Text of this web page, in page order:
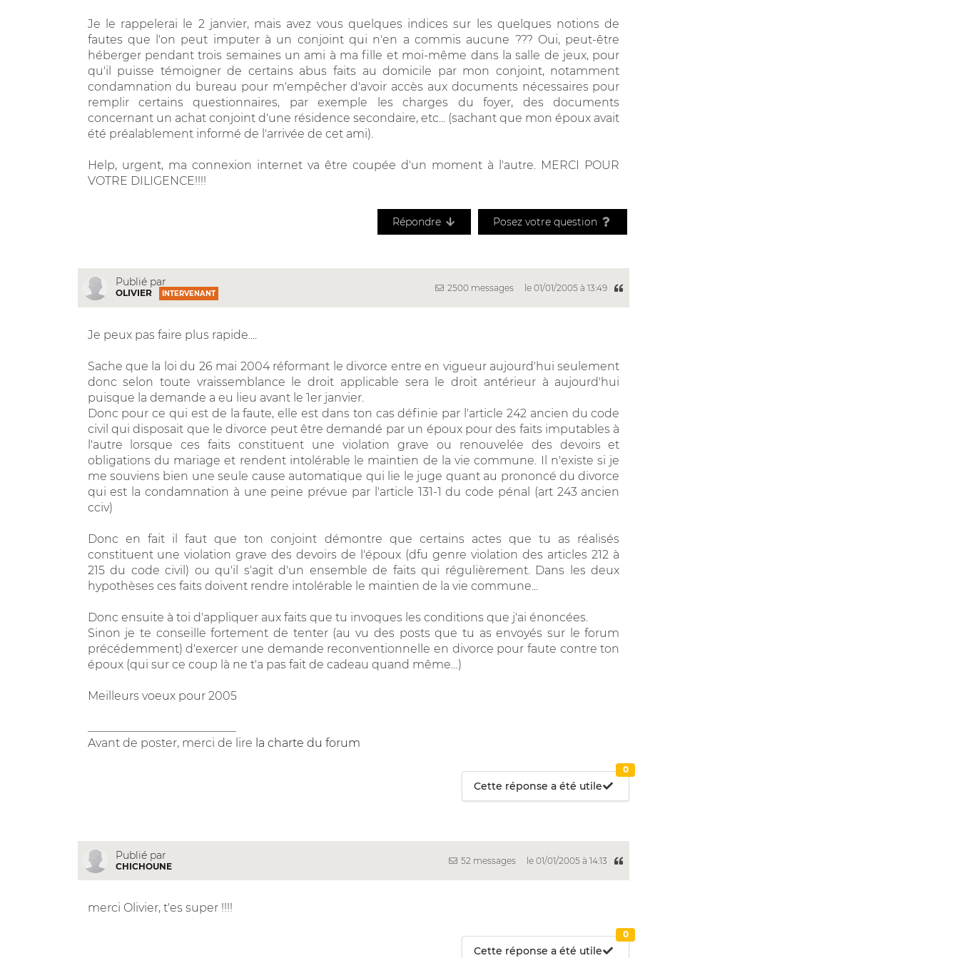
Je le rappelerai le 2 janvier, mais avez vous quelques indices sur les quelques notions de
fautes que l'on peut imputer à un conjoint qui n'en a commis aucune ??? Oui, peut-être
héberger pendant trois semaines un ami à ma fille et moi-même dans la salle de jeux, pour
qu'il puisse témoigner de certains abus faits au domicile par mon conjoint, notamment
condamnation du bureau pour m'empêcher d'avoir accès aux documents nécessaires pour
remplir certains questionnaires, par exemple les charges du foyer, des documents
concernant un achat conjoint d'une résidence secondaire, etc... (sachant que mon époux avait
été préalablement informé de l'arrivée de cet ami).
Help, urgent, ma connexion internet va être coupée d'un moment à l'autre. MERCI POUR
VOTRE DILIGENCE!!!!
Répondre Posez votre question
Publié par
OLIVIER INTERVENANT
2500 messages le 01/01/2005 à 13:49
Je peux pas faire plus rapide....
Sache que la loi du 26 mai 2004 réformant le divorce entre en vigueur aujourd'hui seulement
donc selon toute vraissemblance le droit applicable sera le droit antérieur à aujourd'hui
puisque la demande a eu lieu avant le 1er janvier.
Donc pour ce qui est de la faute, elle est dans ton cas définie par l'article 242 ancien du code
civil qui disposait que le divorce peut être demandé par un époux pour des faits imputables à
l'autre lorsque ces faits constituent une violation grave ou renouvelée des devoirs et
obligations du mariage et rendent intolérable le maintien de la vie commune. Il n'existe si je
me souviens bien une seule cause automatique qui lie le juge quant au prononcé du divorce
qui est la condamnation à une peine prévue par l'article 131-1 du code pénal (art 243 ancien
cciv)
Donc en fait il faut que ton conjoint démontre que certains actes que tu as réalisés
constituent une violation grave des devoirs de l'époux (dfu genre violation des articles 212 à
215 du code civil) ou qu'il s'agit d'un ensemble de faits qui régulièrement. Dans les deux
hypothèses ces faits doivent rendre intolérable le maintien de la vie commune...
Donc ensuite à toi d'appliquer aux faits que tu invoques les conditions que j'ai énoncées.
Sinon je te conseille fortement de tenter (au vu des posts que tu as envoyés sur le forum
précédemment) d'exercer une demande reconventionnelle en divorce pour faute contre ton
époux (qui sur ce coup là ne t'a pas fait de cadeau quand même…)
Meilleurs voeux pour 2005
Avant de poster, merci de lire la charte du forum
Cette réponse a été utile
0
Publié par
CHICHOUNE
52 messages le 01/01/2005 à 14:13
merci Olivier, t'es super !!!!
Cette réponse a été utile
0